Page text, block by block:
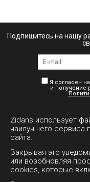
Подпишитесь на нашу
Я согласен
и получение
Личный
Zidans использует
наилучшего сервиса
сайта.
Закрывая это
или возобновляя
cookies, которые